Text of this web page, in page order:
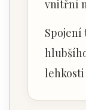
vnitřní
lehkosti